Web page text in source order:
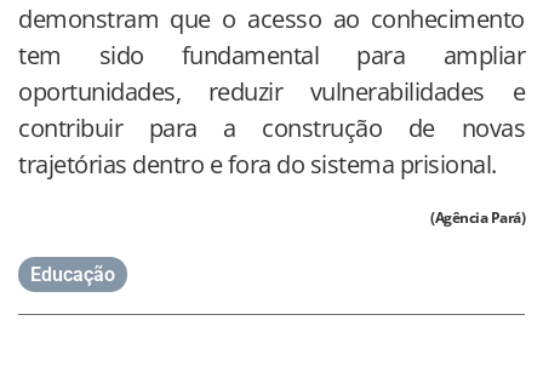
demonstram que o acesso ao conhecimento
tem sido fundamental para ampliar
oportunidades, reduzir vulnerabilidades e
contribuir para a construção de novas
trajetórias dentro e fora do sistema prisional.
(Agência Pará)
Educação